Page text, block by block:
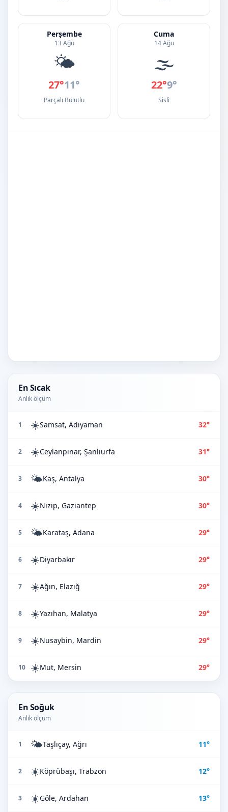
Perşembe
13 Ağu
🌤️
27°11°
Parçalı Bulutlu
Cuma
14 Ağu
🌫️
22°9°
Sisli
En Sıcak
Anlık ölçüm
1 ☀️Samsat, Adıyaman 32°
2 ☀️Ceylanpınar, Şanlıurfa 31°
3 🌤️Kaş, Antalya 30°
4 ☀️Nizip, Gaziantep 30°
5 🌤️Karataş, Adana 29°
6 ☀️Diyarbakır 29°
7 ☀️Ağın, Elazığ 29°
8 ☀️Yazıhan, Malatya 29°
9 ☀️Nusaybin, Mardin 29°
10 ☀️Mut, Mersin 29°
En Soğuk
Anlık ölçüm
1 🌤️Taşlıçay, Ağrı 11°
2 ☀️Köprübaşı, Trabzon 12°
3 ☀️Göle, Ardahan 13°